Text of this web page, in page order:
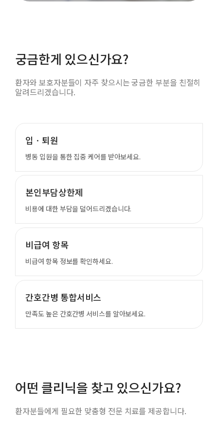
궁금한게 있으신가요?
환자와 보호자분들이 자주 찾으시는 궁금한 부분을 친절히
알려드리겠습니다.
입ㆍ퇴원
병동 입원을 통한 집중 케어를 받아보세요.
본인부담상한제
비용에 대한 부담을 덜어드리겠습니다.
비급여 항목
비급여 항목 정보를 확인하세요.
간호간병 통합서비스
만족도 높은 간호간병 서비스를 알아보세요.
어떤 클리닉을 찾고 있으신가요?
환자분들에게 필요한 맞춤형 전문 치료를 제공합니다.